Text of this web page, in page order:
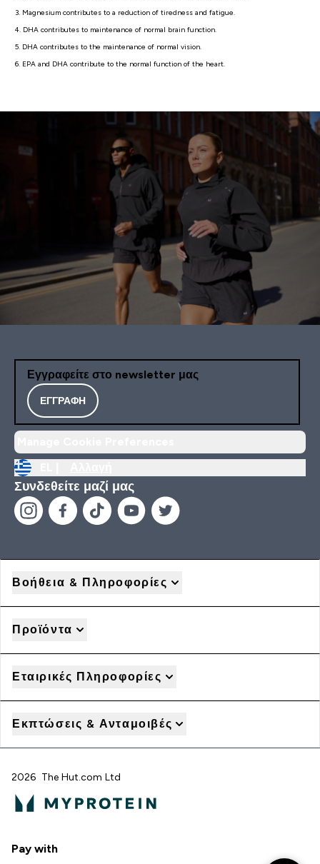
3. Magnesium contributes to a reduction of tiredness and fatigue.
4. DHA contributes to maintenance of normal brain function.
5. DHA contributes to the maintenance of normal vision.
6. EPA and DHA contribute to the normal function of the heart.
Εγγραφείτε στο newsletter μας
ΕΓΓΡΑΦΉ
Συνδεθείτε μαζί μας
Βοήθεια & Πληροφορίες
Προϊόντα
Εταιρικές Πληροφορίες
Εκπτώσεις & Ανταμοιβές
2026 The Hut.com Ltd
Pay with